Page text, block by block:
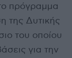
πρόγραμμα
της Δυτικής
του οποίου
για την